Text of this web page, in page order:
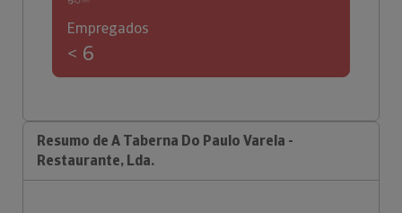
Empregados
< 6
Resumo de A Taberna Do Paulo Varela -
Restaurante, Lda.